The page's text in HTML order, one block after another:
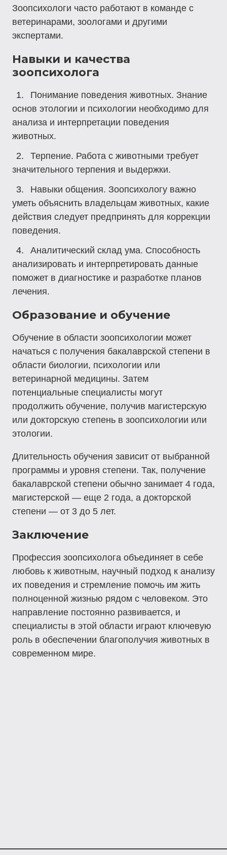
Зоопсихологи часто работают в команде с
ветеринарами, зоологами и другими
экспертами.
Навыки и качества
зоопсихолога
Понимание поведения животных. Знание
основ этологии и психологии необходимо для
анализа и интерпретации поведения
животных.
Терпение. Работа с животными требует
значительного терпения и выдержки.
Навыки общения. Зоопсихологу важно
уметь объяснить владельцам животных, какие
действия следует предпринять для коррекции
поведения.
Аналитический склад ума. Способность
анализировать и интерпретировать данные
поможет в диагностике и разработке планов
лечения.
Образование и обучение
Обучение в области зоопсихологии может
начаться с получения бакалаврской степени в
области биологии, психологии или
ветеринарной медицины. Затем
потенциальные специалисты могут
продолжить обучение, получив магистерскую
или докторскую степень в зоопсихологии или
этологии.
Длительность обучения зависит от выбранной
программы и уровня степени. Так, получение
бакалаврской степени обычно занимает 4 года,
магистерской — еще 2 года, а докторской
степени — от 3 до 5 лет.
Заключение
Профессия зоопсихолога объединяет в себе
любовь к животным, научный подход к анализу
их поведения и стремление помочь им жить
полноценной жизнью рядом с человеком. Это
направление постоянно развивается, и
специалисты в этой области играют ключевую
роль в обеспечении благополучия животных в
современном мире.